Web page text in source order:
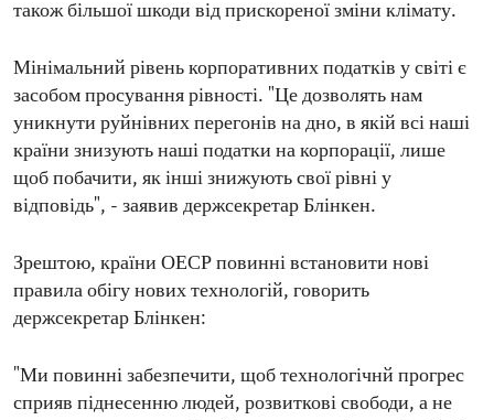
також більшої шкоди від прискореної зміни клімату.
Мінімальний рівень корпоративних податків у світі є
засобом просування рівності. "Це дозволять нам
уникнути руйнівних перегонів на дно, в якій всі наші
країни знизують наші податки на корпорації, лише
щоб побачити, як інші знижують свої рівні у
відповідь", - заявив держсекретар Блінкен.
Зрештою, країни ОЕСР повинні встановити нові
правила обігу нових технологій, говорить
держсекретар Блінкен:
"Ми повинні забезпечити, щоб технологічнй прогрес
сприяв піднесенню людей, розвиткові свободи, а не